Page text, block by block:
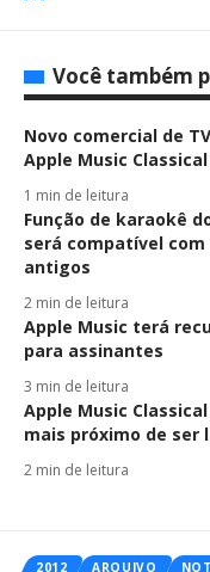
Você também
Novo comercial de
Apple Music Classical
1 min de leitura
Função de karaokê
será compatível com
antigos
2 min de leitura
Apple Music terá
para assinantes
3 min de leitura
Apple Music
mais próximo de ser
2 min de leitura
2012 ARQUIVO